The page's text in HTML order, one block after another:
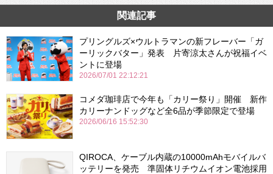
関連記事
プリングルズ×ウルトラマンの新フレーバー「ガ
ーリックバター」発表 片寄涼太さんが祝福イベ
ントに登場
2026/07/01 22:12:21
コメダ珈琲店で今年も「カリー祭り」開催 新作
カリーナンドッグなど全6品が季節限定で登場
2026/06/16 15:52:30
QIROCA、ケーブル内蔵の10000mAhモバイルバ
ッテリーを発売 準固体リチウムイオン電池採用